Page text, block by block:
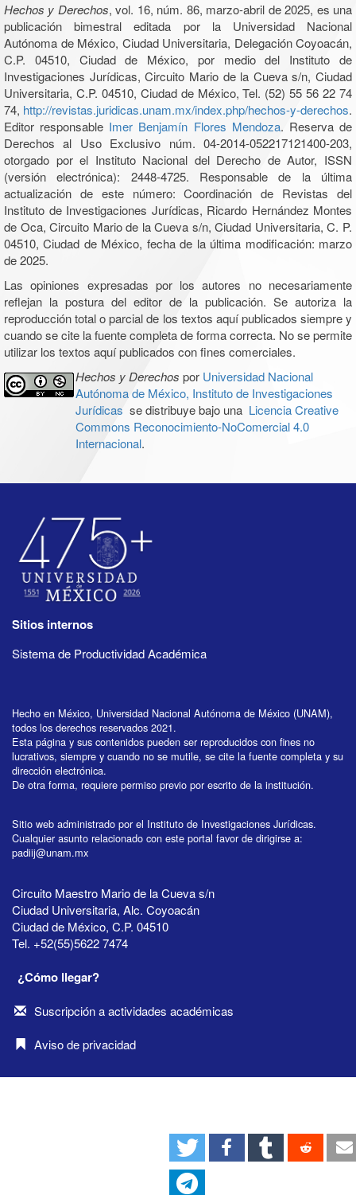
Hechos y Derechos, vol. 16, núm. 86, marzo-abril de 2025, es una
publicación bimestral editada por la Universidad Nacional
Autónoma de México, Ciudad Universitaria, Delegación Coyoacán,
C.P. 04510, Ciudad de México, por medio del Instituto de
Investigaciones Jurídicas, Circuito Mario de la Cueva s/n, Ciudad
Universitaria, C.P. 04510, Ciudad de México, Tel. (52) 55 56 22 74
74, http://revistas.juridicas.unam.mx/index.php/hechos-y-derechos.
Editor responsable Imer Benjamín Flores Mendoza. Reserva de
Derechos al Uso Exclusivo núm. 04-2014-052217121400-203,
otorgado por el Instituto Nacional del Derecho de Autor, ISSN
(versión electrónica): 2448-4725. Responsable de la última
actualización de este número: Coordinación de Revistas del
Instituto de Investigaciones Jurídicas, Ricardo Hernández Montes
de Oca, Circuito Mario de la Cueva s/n, Ciudad Universitaria, C. P.
04510, Ciudad de México, fecha de la última modificación: marzo
de 2025.
Las opiniones expresadas por los autores no necesariamente
reflejan la postura del editor de la publicación. Se autoriza la
reproducción total o parcial de los textos aquí publicados siempre y
cuando se cite la fuente completa de forma correcta. No se permite
utilizar los textos aquí publicados con fines comerciales.
Hechos y Derechos por Universidad Nacional
Autónoma de México, Instituto de Investigaciones
Jurídicas se distribuye bajo una Licencia Creative
Commons Reconocimiento-NoComercial 4.0
Internacional.
Sitios internos
Sistema de Productividad Académica
Hecho en México, Universidad Nacional Autónoma de México (UNAM),
todos los derechos reservados 2021.
Esta página y sus contenidos pueden ser reproducidos con fines no
lucrativos, siempre y cuando no se mutile, se cite la fuente completa y su
dirección electrónica.
De otra forma, requiere permiso previo por escrito de la institución.
Sitio web administrado por el Instituto de Investigaciones Jurídicas.
Cualquier asunto relacionado con este portal favor de dirigirse a:
padiij@unam.mx
Circuito Maestro Mario de la Cueva s/n
Ciudad Universitaria, Alc. Coyoacán
Ciudad de México, C.P. 04510
Tel. +52(55)5622 7474
¿Cómo llegar?
Suscripción a actividades académicas
Aviso de privacidad